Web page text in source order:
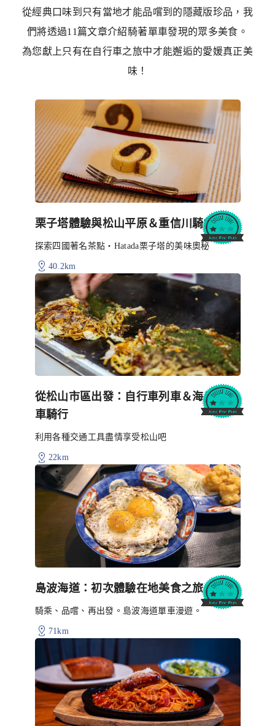
從經典口味到只有當地才能品嚐到的隱藏版珍品， 我
們將透過11篇文章介紹騎著單車發現的眾多美食。
為您獻上只有在自行車之旅中才能邂逅的愛媛真正美
味！
栗子塔體驗與松山平原＆重信川騎行
探索四國著名茶點・Hatada栗子塔的美味奧秘
40.2km
從松山市區出發：自行車列車＆海島自行
車騎行
利用各種交通工具盡情享受松山吧
22km
島波海道：初次體驗在地美食之旅
騎乘、品嚐、再出發。島波海道單車漫遊。
71km